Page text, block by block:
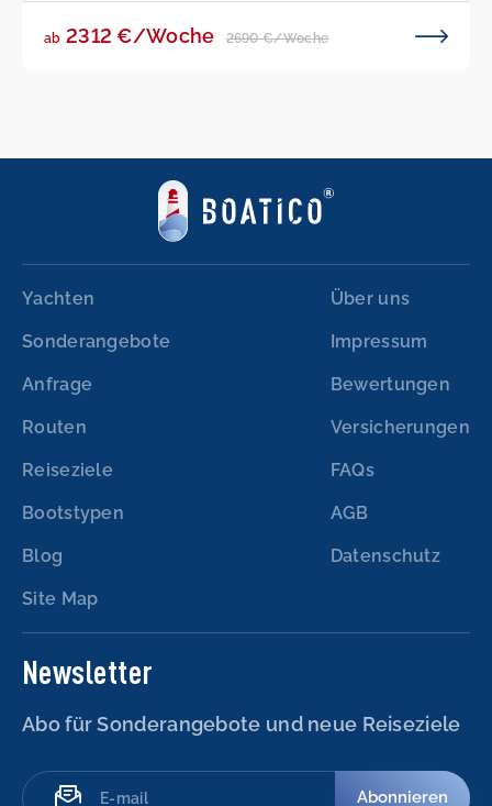
ab 2312 €/Woche 2690 €/Woche
Yachten
Sonderangebote
Anfrage
Routen
Reiseziele
Bootstypen
Blog
Site Map
Über uns
Impressum
Bewertungen
Versicherungen
FAQs
AGB
Datenschutz
Newsletter
Abo für Sonderangebote und neue Reiseziele
Abonnieren